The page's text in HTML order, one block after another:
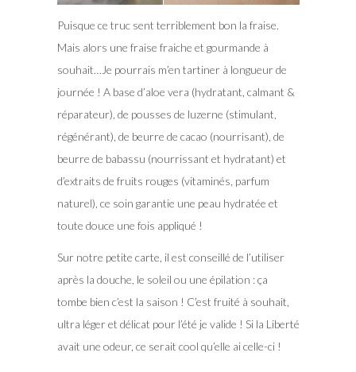
Puisque ce truc sent terriblement bon la fraise.
Mais alors une fraise fraiche et gourmande à
souhait…Je pourrais m’en tartiner à longueur de
journée ! A base d’aloe vera (hydratant, calmant &
réparateur), de pousses de luzerne (stimulant,
régénérant), de beurre de cacao (nourrisant), de
beurre de babassu (nourrissant et hydratant) et
d’extraits de fruits rouges (vitaminés, parfum
naturel), ce soin garantie une peau hydratée et
toute douce une fois appliqué !
Sur notre petite carte, il est conseillé de l’utiliser
après la douche, le soleil ou une épilation : ça
tombe bien c’est la saison ! C’est fruité à souhait,
ultra léger et délicat pour l’été je valide ! Si la Liberté
avait une odeur, ce serait cool qu’elle ai celle-ci !